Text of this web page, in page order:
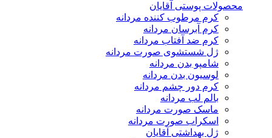
محصولات پوستی آقایان
کرم مرطوب کننده مردانه
کرم آبرسان مردانه
کرم ضد آفتاب مردانه
ژل شستشوی صورت مردانه
شامپو بدن مردانه
لوسیون بدن مردانه
کرم دور چشم مردانه
بالم لب مردانه
ماسک صورت مردانه
اسکراب صورت مردانه
ژل بهداشتی آقایان